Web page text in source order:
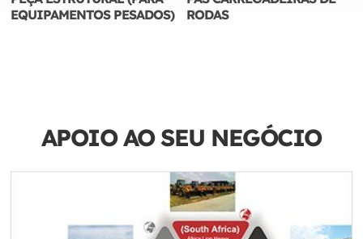
EQUIPAMENTOS PESADOS)
RODAS
APOIO AO SEU NEGÓCIO